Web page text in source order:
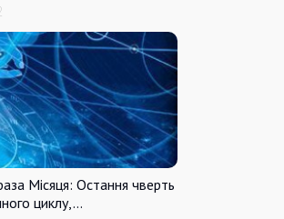
Місяця: Остання чверть
циклу,…